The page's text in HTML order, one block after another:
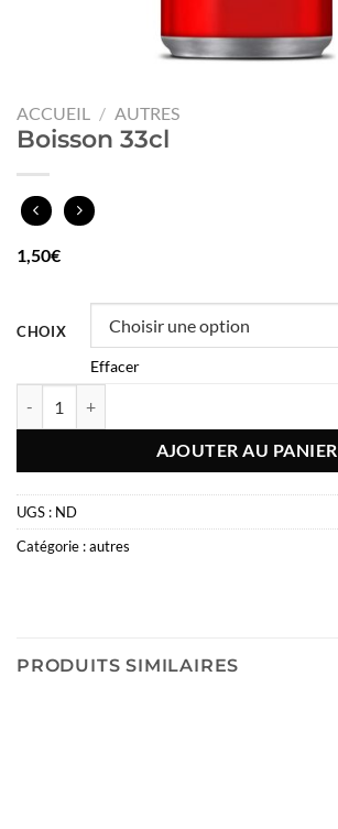
ACCUEIL / AUTRES
Boisson 33cl
1,50€
CHOIX
Effacer
AJOUTER AU PANIER
UGS : ND
Catégorie :autres
PRODUITS SIMILAIRES